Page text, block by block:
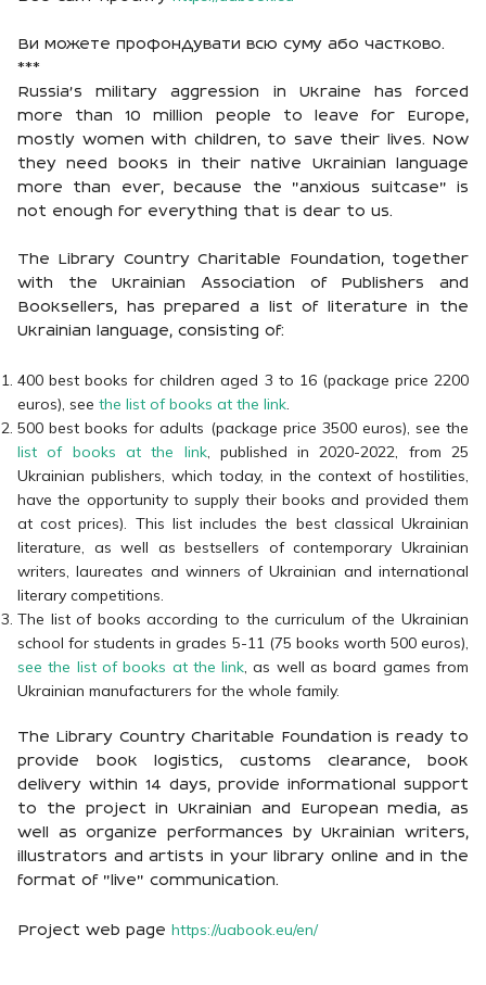
Ви можете профондувати всю суму або частково.
***
Russia's military aggression in Ukraine has forced
more than 10 million people to leave for Europe,
mostly women with children, to save their lives. Now
they need books in their native Ukrainian language
more than ever, because the "anxious suitcase" is
not enough for everything that is dear to us.
The Library Country Charitable Foundation, together
with the Ukrainian Association of Publishers and
Booksellers, has prepared a list of literature in the
Ukrainian language, consisting of:
400 best books for children aged 3 to 16 (package price 2200
euros), see the list of books at the link.
500 best books for adults (package price 3500 euros), see the
list of books at the link, published in 2020-2022, from 25
Ukrainian publishers, which today, in the context of hostilities,
have the opportunity to supply their books and provided them
at cost prices). This list includes the best classical Ukrainian
literature, as well as bestsellers of contemporary Ukrainian
writers, laureates and winners of Ukrainian and international
literary competitions.
The list of books according to the curriculum of the Ukrainian
school for students in grades 5-11 (75 books worth 500 euros),
see the list of books at the link, as well as board games from
Ukrainian manufacturers for the whole family.
The Library Country Charitable Foundation is ready to
provide book logistics, customs clearance, book
delivery within 14 days, provide informational support
to the project in Ukrainian and European media, as
well as organize performances by Ukrainian writers,
illustrators and artists in your library online and in the
format of "live" communication.
Project web page https://uabook.eu/en/